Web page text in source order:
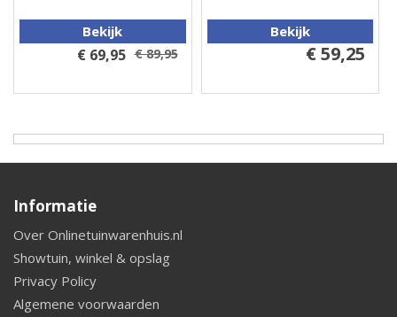
Bekijk
€ 69,95 € 89,95
Bekijk
€ 59,25
Informatie
Over Onlinetuinwarenhuis.nl
Showtuin, winkel & opslag
Privacy Policy
Algemene voorwaarden